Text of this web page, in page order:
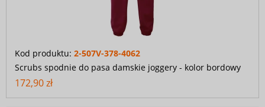
Kod produktu: 2-507V-378-4062
Scrubs spodnie do pasa damskie joggery - kolor bordowy
172,90 zł